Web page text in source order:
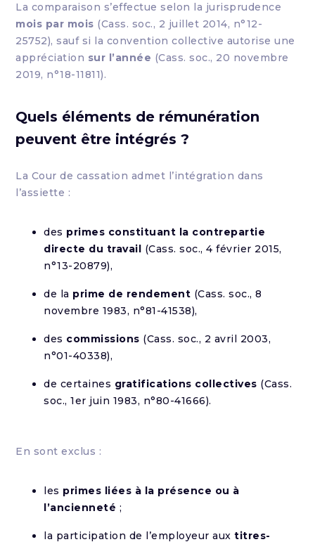
La comparaison s’effectue selon la jurisprudence
mois par mois (Cass. soc., 2 juillet 2014, n°12-
25752), sauf si la convention collective autorise une
appréciation sur l’année (Cass. soc., 20 novembre
2019, n°18-11811).
Quels éléments de rémunération
peuvent être intégrés ?
La Cour de cassation admet l’intégration dans
l’assiette :
des primes constituant la contrepartie
directe du travail (Cass. soc., 4 février 2015,
n°13-20879),
de la prime de rendement (Cass. soc., 8
novembre 1983, n°81-41538),
des commissions (Cass. soc., 2 avril 2003,
n°01-40338),
de certaines gratifications collectives (Cass.
soc., 1er juin 1983, n°80-41666).
En sont exclus :
les primes liées à la présence ou à
l’ancienneté ;
la participation de l’employeur auxtitres-